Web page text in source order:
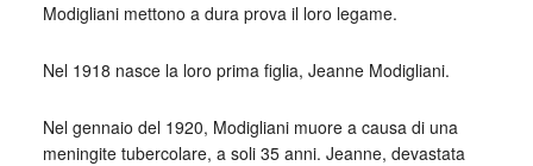
Modigliani mettono a dura prova il loro legame.
Nel 1918 nasce la loro prima figlia, Jeanne Modigliani.
Nel gennaio del 1920, Modigliani muore a causa di una
meningite tubercolare, a soli 35 anni. Jeanne, devastata